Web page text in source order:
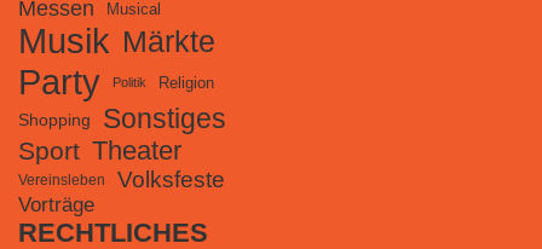
Messen Musical
Musik Märkte
Party Politik Religion
Shopping Sonstiges
Sport Theater
Vereinsleben Volksfeste
Vorträge
RECHTLICHES